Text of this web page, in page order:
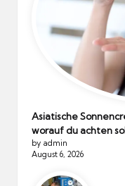
Asiatische
worauf du achten
by admin
August 6, 2026